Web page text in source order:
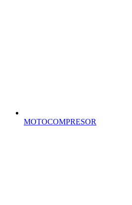
MOTOCOMPRESOR